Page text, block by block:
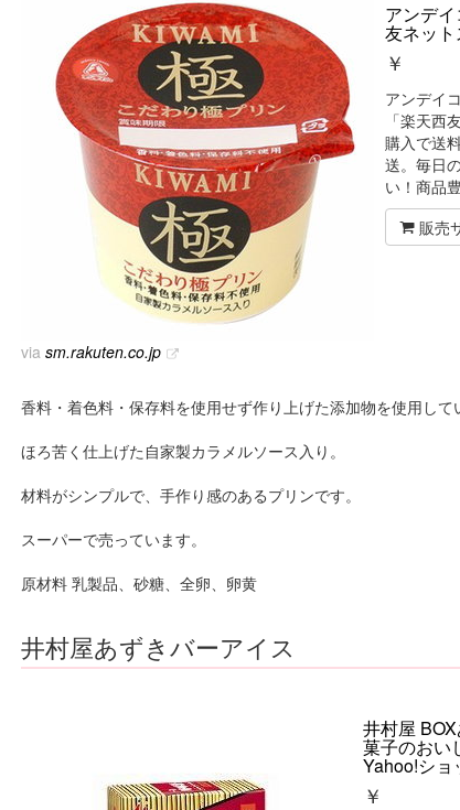
via sm.rakuten.co.jp
アンデ
友ネッ
￥
アンデイ
「楽天西
購入で送
送。毎日
い！商品
販売
香料・着色料・保存料を使用せず作り上げた添加物を使用して
ほろ苦く仕上げた自家製カラメルソース入り。
材料がシンプルで、手作り感のあるプリンです。
スーパーで売っています。
原材料 乳製品、砂糖、全卵、卵黄
井村屋あずきバーアイス
井村屋
菓子のおい
Yahoo!ショ
￥